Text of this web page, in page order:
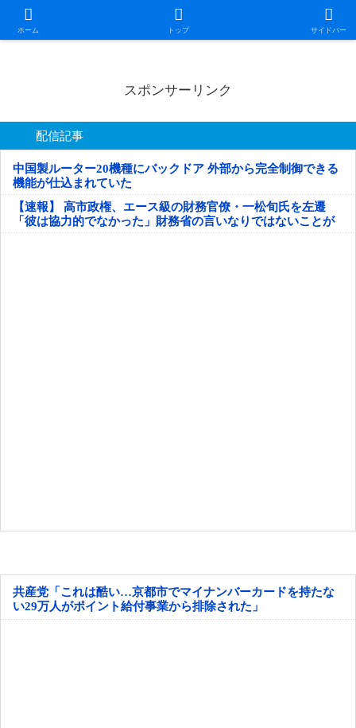
ホーム トップ サイドバー
日本第一！ニュース録
スポンサーリンク
配信記事
中国製ルーター20機種にバックドア 外部から完全制御できる
機能が仕込まれていた
【速報】 高市政権、エース級の財務官僚・一松旬氏を左遷
「彼は協力的でなかった」財務省の言いなりではないことが
判明
共産党「これは酷い…京都市でマイナンバーカードを持たな
い29万人がポイント給付事業から排除された」